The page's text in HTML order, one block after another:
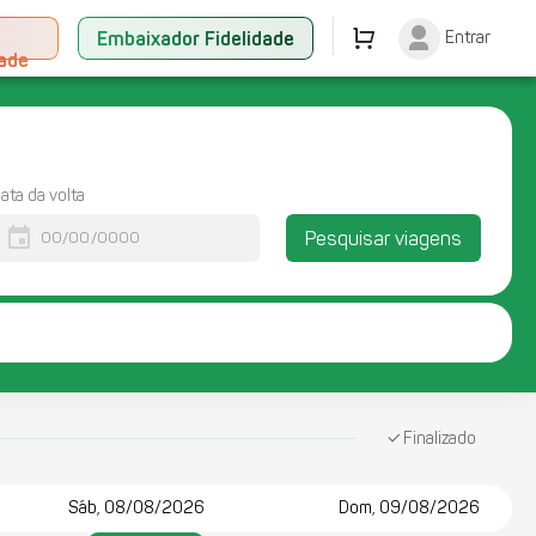
Embaixador Fidelidade Entrar
da volta
event Pesquisar viagens
Finalizado
Sáb, 08/08/2026 Dom, 09/08/2026